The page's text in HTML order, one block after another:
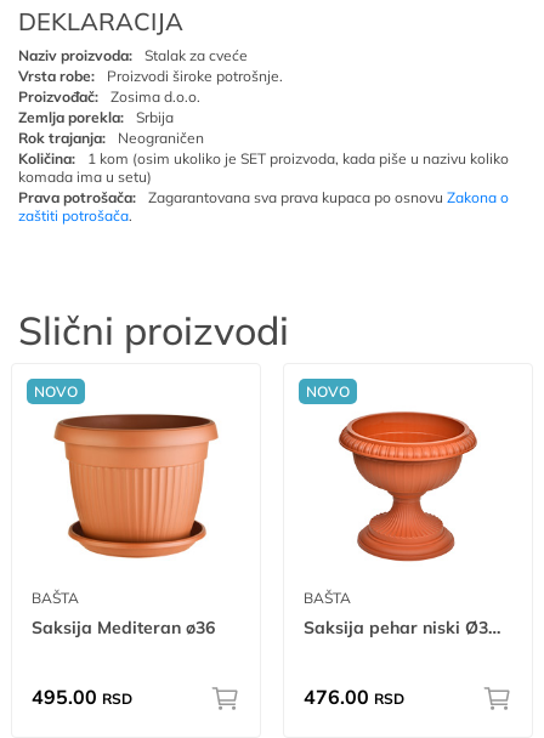
DEKLARACIJA
Naziv proizvoda:
Stalak za cveće
Vrsta robe:
Proizvodi široke potrošnje.
Proizvođač:
Zosima d.o.o.
Zemlja porekla:
Srbija
Rok trajanja:
Neograničen
Količina:
1 kom (osim ukoliko je SET proizvoda, kada piše u nazivu koliko
komada ima u setu)
Prava potrošača:
Zagarantovana sva prava kupaca po osnovu Zakona o
zaštiti potrošača.
Slični proizvodi
NOVO
BAŠTA
Saksija Mediteran ø36
495.00 RSD
NOVO
BAŠTA
Saksija pehar niski Ø32 mn
476.00 RSD